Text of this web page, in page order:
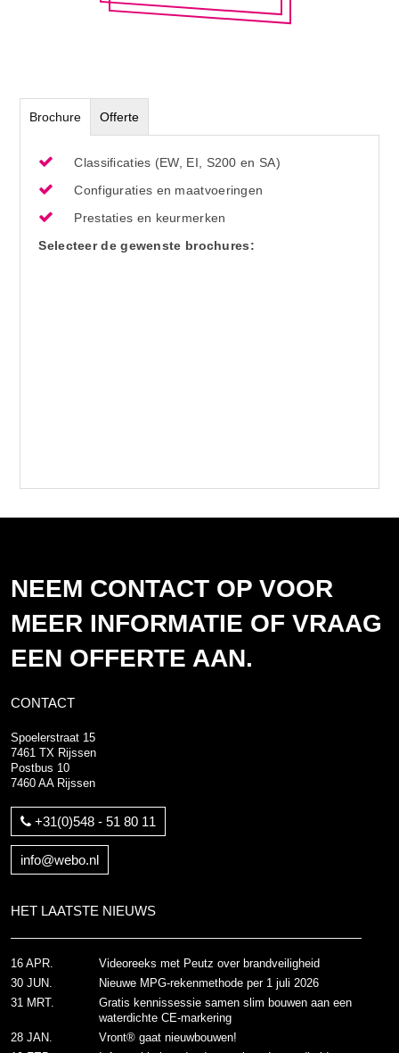
Brochure Offerte
Classificaties (EW, EI, S200 en SA)
Configuraties en maatvoeringen
Prestaties en keurmerken
Selecteer de gewenste brochures:
NEEM CONTACT OP VOOR
MEER INFORMATIE OF VRAAG
EEN OFFERTE AAN.
CONTACT
Spoelerstraat 15
7461 TX Rijssen
Postbus 10
7460 AA Rijssen
+31(0)548 - 51 80 11
info@webo.nl
HET LAATSTE NIEUWS
Videoreeks met Peutz over brandveiligheid
16 APR.
Nieuwe MPG-rekenmethode per 1 juli 2026
30 JUN.
Gratis kennissessie samen slim bouwen aan een
waterdichte CE-markering
31 MRT.
Vront® gaat nieuwbouwen!
28 JAN.